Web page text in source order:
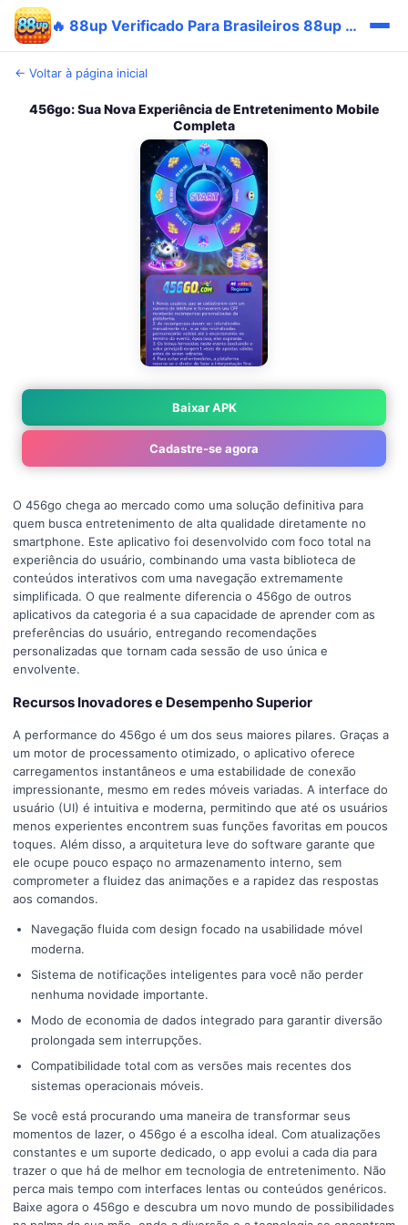
🔥 88up Verificado Para Brasileiros 88up Bônus Pix ⚡
← Voltar à página inicial
456go: Sua Nova Experiência de Entretenimento Mobile
Completa
Baixar APK
Cadastre-se agora
O 456go chega ao mercado como uma solução definitiva para
quem busca entretenimento de alta qualidade diretamente no
smartphone. Este aplicativo foi desenvolvido com foco total na
experiência do usuário, combinando uma vasta biblioteca de
conteúdos interativos com uma navegação extremamente
simplificada. O que realmente diferencia o 456go de outros
aplicativos da categoria é a sua capacidade de aprender com as
preferências do usuário, entregando recomendações
personalizadas que tornam cada sessão de uso única e
envolvente.
Recursos Inovadores e Desempenho Superior
A performance do 456go é um dos seus maiores pilares. Graças a
um motor de processamento otimizado, o aplicativo oferece
carregamentos instantâneos e uma estabilidade de conexão
impressionante, mesmo em redes móveis variadas. A interface do
usuário (UI) é intuitiva e moderna, permitindo que até os usuários
menos experientes encontrem suas funções favoritas em poucos
toques. Além disso, a arquitetura leve do software garante que
ele ocupe pouco espaço no armazenamento interno, sem
comprometer a fluidez das animações e a rapidez das respostas
aos comandos.
Navegação fluida com design focado na usabilidade móvel
moderna.
Sistema de notificações inteligentes para você não perder
nenhuma novidade importante.
Modo de economia de dados integrado para garantir diversão
prolongada sem interrupções.
Compatibilidade total com as versões mais recentes dos
sistemas operacionais móveis.
Se você está procurando uma maneira de transformar seus
momentos de lazer, o 456go é a escolha ideal. Com atualizações
constantes e um suporte dedicado, o app evolui a cada dia para
trazer o que há de melhor em tecnologia de entretenimento. Não
perca mais tempo com interfaces lentas ou conteúdos genéricos.
Baixe agora o 456go e descubra um novo mundo de possibilidades